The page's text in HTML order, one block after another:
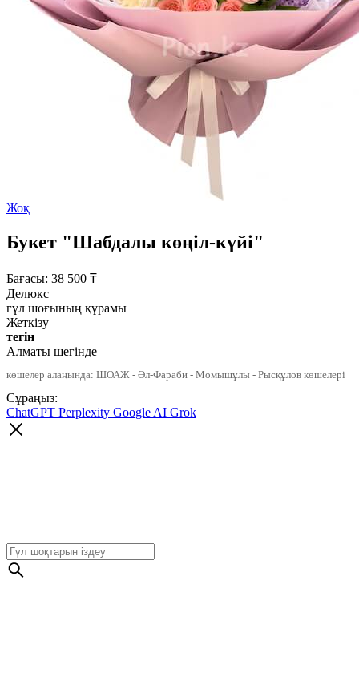
Жоқ
Букет "Шабдалы көңіл-күйі"
Бағасы: 38 500 ₸
Делюкс
гүл шоғының құрамы
Жеткізу
тегін
Алматы шегінде
көшелер алаңында: ШОАЖ - Әл-Фараби - Момышұлы - Рысқұлов көшелері
Сұраңыз:
ChatGPT Perplexity Google AI Grok